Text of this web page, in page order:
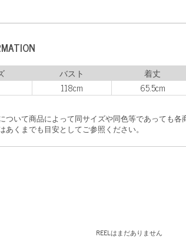
バスト 着丈
118cm 65.5cm
いて商品によって同サイズや同色等であっても各
あくまでも目安としてご参照ください。
REELはまだありません